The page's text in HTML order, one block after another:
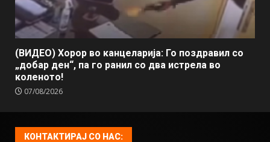
(ВИДЕО) Хорор во канцеларија: Го поздравил со
„добар ден“, па го ранил со два истрела во
коленото!
07/08/2026
КОНТАКТИРАЈ СО НАС: